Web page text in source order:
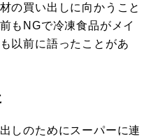
の買い出しに向かうこと
もNGで冷凍食品がメイ
以前に語ったことがあ
しのためにスーパーに連